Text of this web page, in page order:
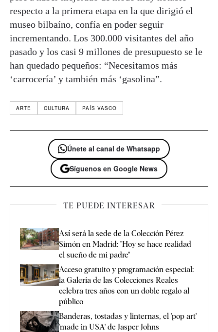
respecto a la primera etapa en la que dirigió el
museo bilbaíno, confía en poder seguir
incrementando. Los 300.000 visitantes del año
pasado y los casi 9 millones de presupuesto se le
han quedado pequeños: “Necesitamos más
‘carrocería’ y también más ‘gasolina”.
ARTE CULTURA PAÍS VASCO
Únete al canal de Whatsapp
Síguenos en Google News
TE PUEDE INTERESAR
Así será la sede de la Colección Pérez
Simón en Madrid: "Hoy se hace realidad
el sueño de mi padre"
Acceso gratuito y programación especial:
la Galería de las Colecciones Reales
celebra tres años con un doble regalo al
público
Banderas, tostadas y linternas, el 'pop art'
'made in USA' de Jasper Johns